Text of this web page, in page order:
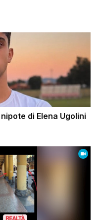
di Elena Ugolini